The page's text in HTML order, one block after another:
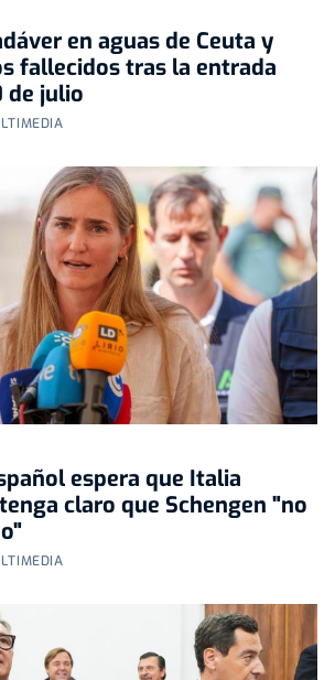
en aguas de Ceuta y
fallecidos tras la entrada
de julio
espera que Italia
claro que Schengen "no